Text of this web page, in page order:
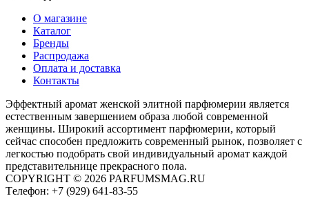
О магазине
Каталог
Бренды
Распродажа
Оплата и доставка
Контакты
Эффектный аромат женской элитной парфюмерии является
естественным завершением образа любой современной
женщины. Широкий ассортимент парфюмерии, который
сейчас способен предложить современный рынок, позволяет с
легкостью подобрать свой индивидуальный аромат каждой
представительнице прекрасного пола.
COPYRIGHT © 2026 PARFUMSMAG.RU
Tелефон: +7 (929) 641-83-55